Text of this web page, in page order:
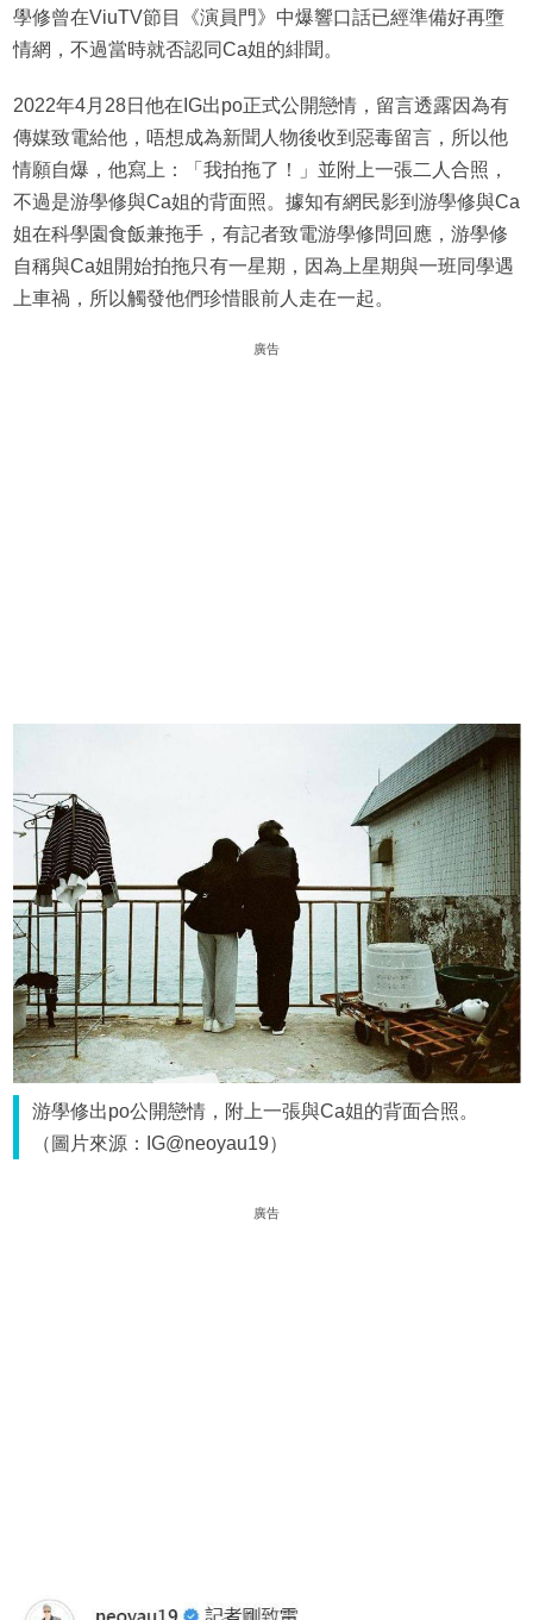
學修曾在ViuTV節目《演員門》中爆響口話已經準備好再墮
情網，不過當時就否認同Ca姐的緋聞。
2022年4月28日他在IG出po正式公開戀情，留言透露因為有
傳媒致電給他，唔想成為新聞人物後收到惡毒留言，所以他
情願自爆，他寫上：「我拍拖了！」並附上一張二人合照，
不過是游學修與Ca姐的背面照。據知有網民影到游學修與Ca
姐在科學園食飯兼拖手，有記者致電游學修問回應，游學修
自稱與Ca姐開始拍拖只有一星期，因為上星期與一班同學遇
上車禍，所以觸發他們珍惜眼前人走在一起。
廣告
游學修出po公開戀情，附上一張與Ca姐的背面合照。
（圖片來源：IG@neoyau19）
廣告